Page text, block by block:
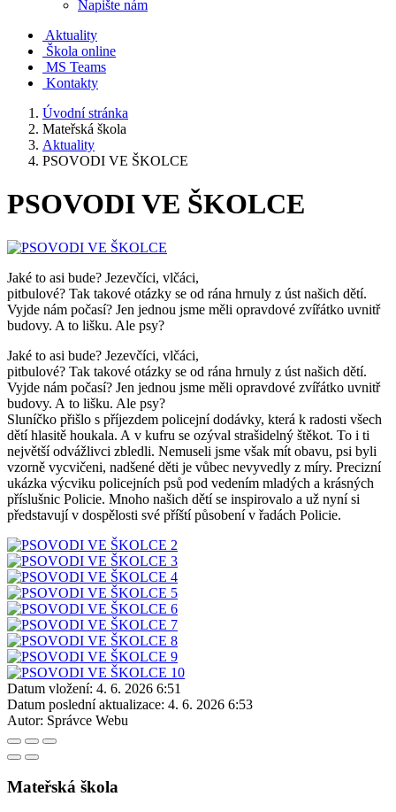
Napište nám
Aktuality
Škola online
MS Teams
Kontakty
Úvodní stránka
Mateřská škola
Aktuality
PSOVODI VE ŠKOLCE
PSOVODI VE ŠKOLCE
Jaké to asi bude? Jezevčíci, vlčáci,
pitbulové? Tak takové otázky se od rána hrnuly z úst našich dětí.
Vyjde nám počasí? Jen jednou jsme měli opravdové zvířátko uvnitř
budovy. A to lišku. Ale psy?
Jaké to asi bude? Jezevčíci, vlčáci,
pitbulové? Tak takové otázky se od rána hrnuly z úst našich dětí.
Vyjde nám počasí? Jen jednou jsme měli opravdové zvířátko uvnitř
budovy. A to lišku. Ale psy?
Sluníčko přišlo s příjezdem policejní dodávky, která k radosti všech
dětí hlasitě houkala. A v kufru se ozýval strašidelný štěkot. To i ti
největší odvážlivci zbledli. Nemuseli jsme však mít obavu, psi byli
vzorně vycvičeni, nadšené děti je vůbec nevyvedly z míry. Precizní
ukázka výcviku policejních psů pod vedením mladých a krásných
příslušnic Policie. Mnoho našich dětí se inspirovalo a už nyní si
představují v dospělosti své příští působení v řadách Policie.
Datum vložení: 4. 6. 2026 6:51
Datum poslední aktualizace: 4. 6. 2026 6:53
Autor: Správce Webu
Mateřská škola